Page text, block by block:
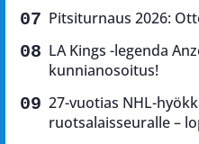
Pitsiturnaus 2026:
LA Kings -legenda
kunnianosoitus!
27-vuotias NHL-
ruotsalaisseuralle –